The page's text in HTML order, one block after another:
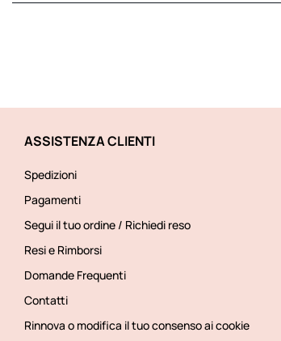
ASSISTENZA CLIENTI
Spedizioni
Pagamenti
Segui il tuo ordine / Richiedi reso
Resi e Rimborsi
Domande Frequenti
Contatti
Rinnova o modifica il tuo consenso ai cookie